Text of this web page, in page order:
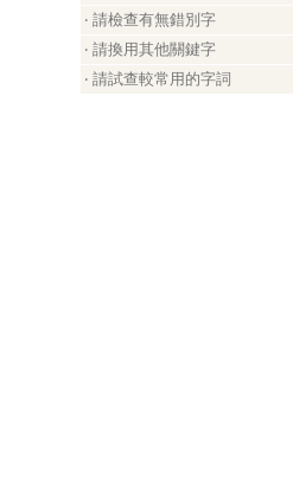
‧ 請檢查有無錯別字
‧ 請換用其他關鍵字
‧ 請試查較常用的字詞